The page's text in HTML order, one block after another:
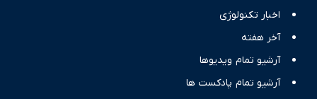
اخبار تکنولوژی
آخر هفته
آرشیو تمام ویدیوها
آرشیو تمام پادکست ها